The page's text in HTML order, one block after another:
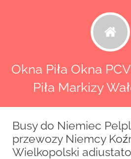
Okna Piła Okna
Piła Markizy
Busy do Niemiec
przewozy Niemcy
Wielkopolski